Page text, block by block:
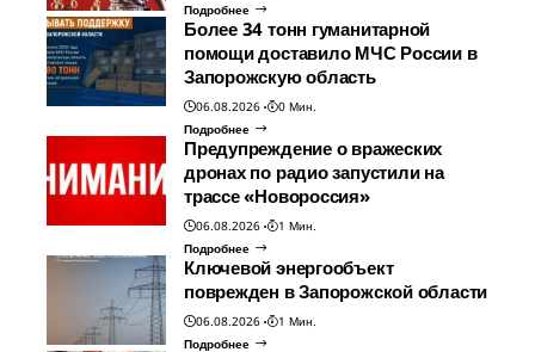
Подробнее
Более 34 тонн гуманитарной
помощи доставило МЧС России в
Запорожскую область
06.08.2026
0 Мин.
Подробнее
Предупреждение о вражеских
дронах по радио запустили на
трассе «Новороссия»
06.08.2026
1 Мин.
Подробнее
Ключевой энергообъект
поврежден в Запорожской области
06.08.2026
1 Мин.
Подробнее